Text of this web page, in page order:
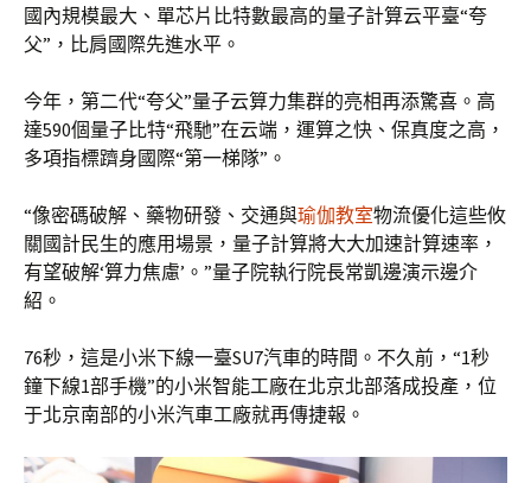
國內規模最大、單芯片比特數最高的量子計算云平臺“夸
父”，比肩國際先進水平。
今年，第二代“夸父”量子云算力集群的亮相再添驚喜。高
達590個量子比特“飛馳”在云端，運算之快、保真度之高，
多項指標躋身國際“第一梯隊”。
“像密碼破解、藥物研發、交通與瑜伽教室物流優化這些攸
關國計民生的應用場景，量子計算將大大加速計算速率，
有望破解‘算力焦慮’。”量子院執行院長常凱邊演示邊介
紹。
76秒，這是小米下線一臺SU7汽車的時間。不久前，“1秒
鐘下線1部手機”的小米智能工廠在北京北部落成投產，位
于北京南部的小米汽車工廠就再傳捷報。